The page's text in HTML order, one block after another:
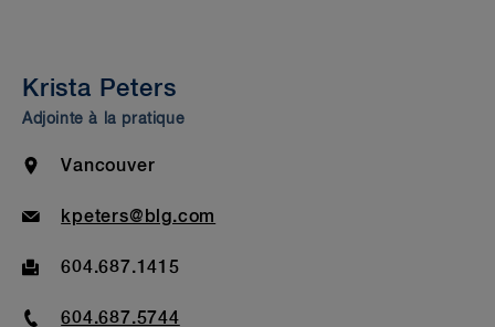
Krista Peters
Adjointe à la pratique
Location
Vancouver
Emailkpeters@blg.com
Fax604.687.1415
Phone
604.687.5744